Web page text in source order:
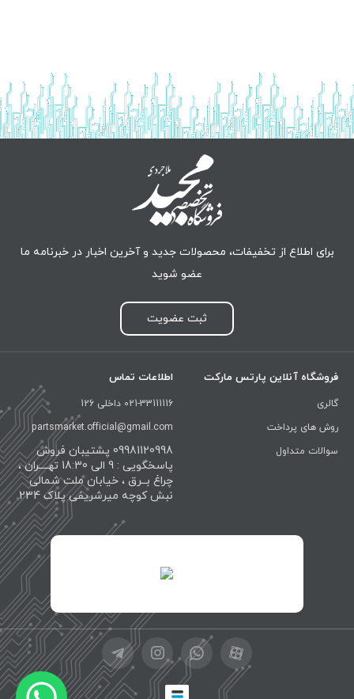
برای اطلاع از تخفیفات، محصولات جدید و آخرین اخبار در خبرنامه ما
عضو شوید
ثبت عضویت
فروشگاه آنلاین پارتس مارکت
گالری
روش های پرداخت
سوالات متداول
اطلاعات تماس
021-33111116 داخلی 126
partsmarket.official@gmail.com
09981120998 پشتیبان فروش
پاسخگویی : 9 الی 18:30 تهــــران ،
چراغ بــرق ، خیابان ملت شمالی
نبش کوچه میرشریفی پلاک 234